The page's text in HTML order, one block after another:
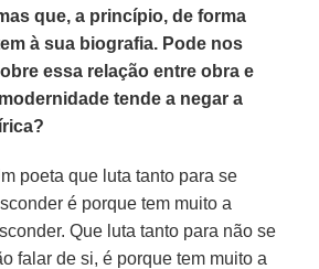
que, a princípio, de forma
à sua biografia. Pode nos
essa relação entre obra e
tende a negar a
poeta que luta tanto para se
é porque tem muito a
Que luta tanto para não se
falar de si, é porque tem muito a